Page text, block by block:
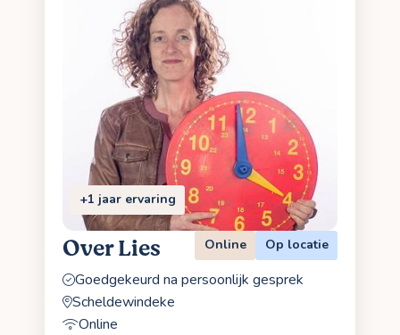
+1 jaar ervaring
Over Lies Online Op locatie
Goedgekeurd na persoonlijk gesprek
Scheldewindeke
Online